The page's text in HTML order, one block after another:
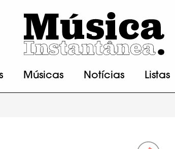
Músicas Notícias Listas